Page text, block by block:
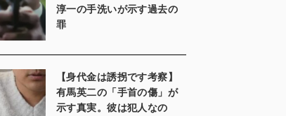
淳一の手洗いが示す過去の
罪
【身代金は誘拐です考察】
有馬英二の「手首の傷」が
示す真実。彼は犯人なの